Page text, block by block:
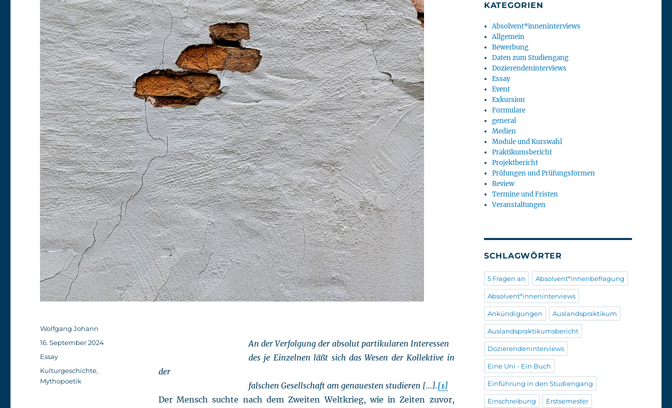
An der Verfolgung der absolut partikularen Interessen
des je Einzelnen läßt sich das Wesen der Kollektive in
der
falschen Gesellschaft am genauesten studieren […].[1]
Der Mensch suchte nach dem Zweiten Weltkrieg, wie in Zeiten zuvor,
Autor
Wolfgang Johann
Veröffentlicht
am
16. September 2024
Kategorien
Essay
Schlagwörter
Kulturgeschichte,
Mythopoetik
KATEGORIEN
Absolvent*inneninterviews
Allgemein
Bewerbung
Daten zum Studiengang
Dozierendeninterviews
Essay
Event
Exkursion
Formulare
general
Medien
Module und Kurswahl
Praktikumsbericht
Projektbericht
Prüfungen und Prüfungsformen
Review
Termine und Fristen
Veranstaltungen
SCHLAGWÖRTER
5 Fragen an Absolvent*innenbefragung
Absolvent*inneninterviews
Ankündigungen Auslandspraktikum
Auslandspraktikumsbericht
Dozierendeninterviews
Eine Uni - Ein Buch
Einführung in den Studiengang
Einschreibung Erstsemester